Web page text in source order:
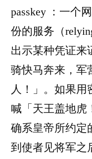
passkey ：一个
份的服务（
出示某种凭证来
骑快马奔来，军
人！」。如果用
喊「天王盖地虎
确系皇帝所约定
到使者见将军之